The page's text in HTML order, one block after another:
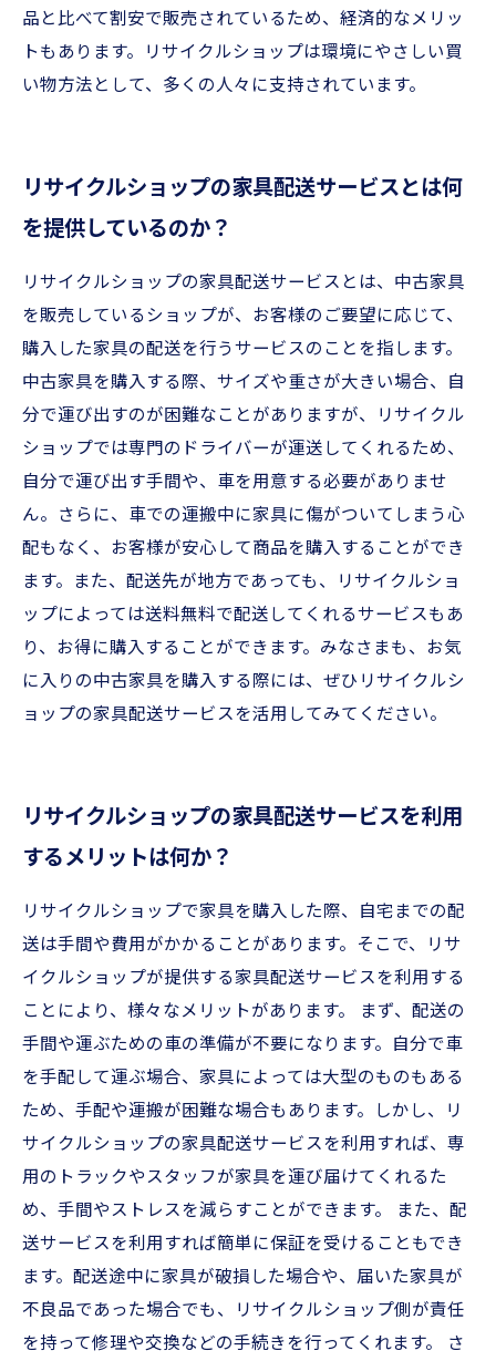
品と比べて割安で販売されているため、経済的なメリッ
トもあります。リサイクルショップは環境にやさしい買
い物方法として、多くの人々に支持されています。
リサイクルショップの家具配送サービスとは何
を提供しているのか？
リサイクルショップの家具配送サービスとは、中古家具
を販売しているショップが、お客様のご要望に応じて、
購入した家具の配送を行うサービスのことを指します。
中古家具を購入する際、サイズや重さが大きい場合、自
分で運び出すのが困難なことがありますが、リサイクル
ショップでは専門のドライバーが運送してくれるため、
自分で運び出す手間や、車を用意する必要がありませ
ん。さらに、車での運搬中に家具に傷がついてしまう心
配もなく、お客様が安心して商品を購入することができ
ます。また、配送先が地方であっても、リサイクルショ
ップによっては送料無料で配送してくれるサービスもあ
り、お得に購入することができます。みなさまも、お気
に入りの中古家具を購入する際には、ぜひリサイクルシ
ョップの家具配送サービスを活用してみてください。
リサイクルショップの家具配送サービスを利用
するメリットは何か？
リサイクルショップで家具を購入した際、自宅までの配
送は手間や費用がかかることがあります。そこで、リサ
イクルショップが提供する家具配送サービスを利用する
ことにより、様々なメリットがあります。 まず、配送の
手間や運ぶための車の準備が不要になります。自分で車
を手配して運ぶ場合、家具によっては大型のものもある
ため、手配や運搬が困難な場合もあります。しかし、リ
サイクルショップの家具配送サービスを利用すれば、専
用のトラックやスタッフが家具を運び届けてくれるた
め、手間やストレスを減らすことができます。 また、配
送サービスを利用すれば簡単に保証を受けることもでき
ます。配送途中に家具が破損した場合や、届いた家具が
不良品であった場合でも、リサイクルショップ側が責任
を持って修理や交換などの手続きを行ってくれます。 さ